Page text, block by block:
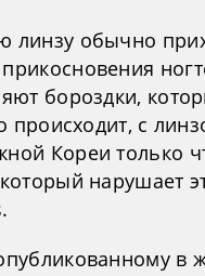
линзу обычно
бороздки,
происходит, с
Кореи только
нарушает
в